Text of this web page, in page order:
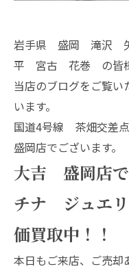
岩手県 盛岡 滝沢
平 宮古 花巻 の皆様
当店のブログをご覧い
います。
国道4号線 茶畑交差
盛岡店でございます。
大吉 盛岡店
チナ ジュエ
価買取中！！
本日もご来店、ご売却